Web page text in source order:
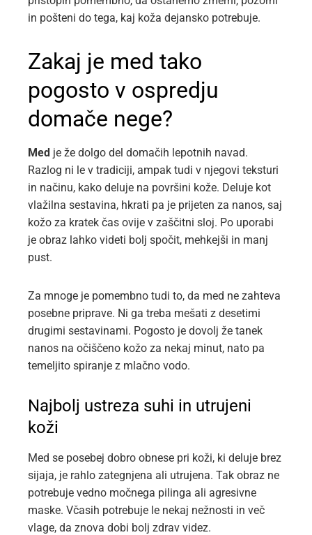
in pošteni do tega, kaj koža dejansko potrebuje.
Zakaj je med tako
pogosto v ospredju
domače nege?
Med je že dolgo del domačih lepotnih navad.
Razlog ni le v tradiciji, ampak tudi v njegovi teksturi
in načinu, kako deluje na površini kože. Deluje kot
vlažilna sestavina, hkrati pa je prijeten za nanos, saj
kožo za kratek čas ovije v zaščitni sloj. Po uporabi
je obraz lahko videti bolj spočit, mehkejši in manj
pust.
Za mnoge je pomembno tudi to, da med ne zahteva
posebne priprave. Ni ga treba mešati z desetimi
drugimi sestavinami. Pogosto je dovolj že tanek
nanos na očiščeno kožo za nekaj minut, nato pa
temeljito spiranje z mlačno vodo.
Najbolj ustreza suhi in utrujeni
koži
Med se posebej dobro obnese pri koži, ki deluje brez
sijaja, je rahlo zategnjena ali utrujena. Tak obraz ne
potrebuje vedno močnega pilinga ali agresivne
maske. Včasih potrebuje le nekaj nežnosti in več
vlage, da znova dobi bolj zdrav videz.